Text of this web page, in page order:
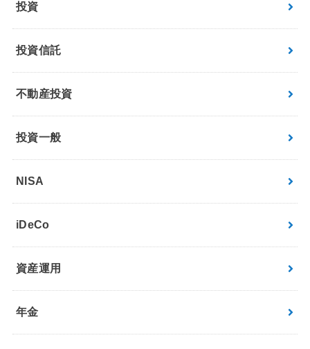
投資
投資信託
不動産投資
投資一般
NISA
iDeCo
資産運用
年金